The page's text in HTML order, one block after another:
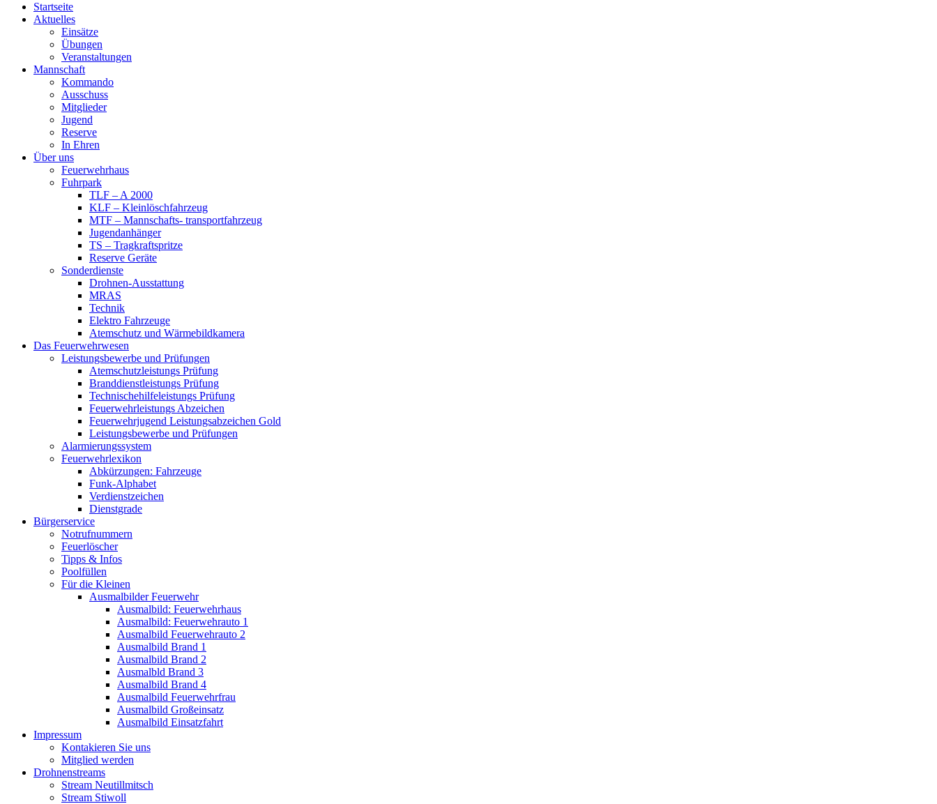
Startseite
Aktuelles
Einsätze
Übungen
Veranstaltungen
Mannschaft
Kommando
Ausschuss
Mitglieder
Jugend
Reserve
In Ehren
Über uns
Feuerwehrhaus
Fuhrpark
TLF – A 2000
KLF – Kleinlöschfahrzeug
MTF – Mannschafts- transportfahrzeug
Jugendanhänger
TS – Tragkraftspritze
Reserve Geräte
Sonderdienste
Drohnen-Ausstattung
MRAS
Technik
Elektro Fahrzeuge
Atemschutz und Wärmebildkamera
Das Feuerwehrwesen
Leistungsbewerbe und Prüfungen
Atemschutzleistungs Prüfung
Branddienstleistungs Prüfung
Technischehilfeleistungs Prüfung
Feuerwehrleistungs Abzeichen
Feuerwehrjugend Leistungsabzeichen Gold
Leistungsbewerbe und Prüfungen
Alarmierungssystem
Feuerwehrlexikon
Abkürzungen: Fahrzeuge
Funk-Alphabet
Verdienstzeichen
Dienstgrade
Bürgerservice
Notrufnummern
Feuerlöscher
Tipps & Infos
Poolfüllen
Für die Kleinen
Ausmalbilder Feuerwehr
Ausmalbild: Feuerwehrhaus
Ausmalbild: Feuerwehrauto 1
Ausmalbild Feuerwehrauto 2
Ausmalbild Brand 1
Ausmalbild Brand 2
Ausmalbld Brand 3
Ausmalbild Brand 4
Ausmalbild Feuerwehrfrau
Ausmalbild Großeinsatz
Ausmalbild Einsatzfahrt
Impressum
Kontakieren Sie uns
Mitglied werden
Drohnenstreams
Stream Neutillmitsch
Stream Stiwoll